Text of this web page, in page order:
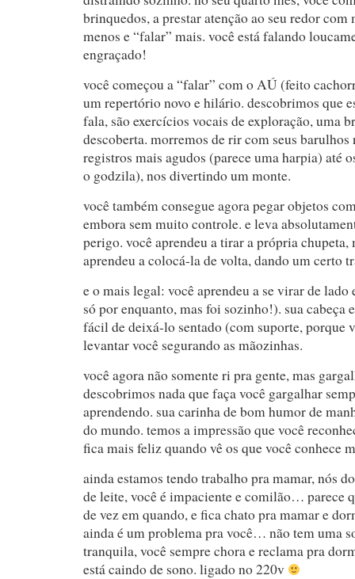
brinquedos, a prestar atenção ao seu redor com
menos e “falar” mais. você está falando
engraçado!
você começou a “falar” com o AÚ (feito
um repertório novo e hilário. descobrimos que
fala, são exercícios vocais de exploração, uma
descoberta. morremos de rir com seus barulhos
registros mais agudos (parece uma harpia) até
o godzila), nos divertindo um monte.
você também consegue agora pegar objetos
embora sem muito controle. e leva
perigo. você aprendeu a tirar a própria chupeta,
aprendeu a colocá-la de volta, dando um certo
e o mais legal: você aprendeu a se virar de lado
só por enquanto, mas foi sozinho!). sua cabeça
fácil de deixá-lo sentado (com suporte, porque
levantar você segurando as mãozinhas.
você agora não somente ri pra gente, mas
descobrimos nada que faça você gargalhar
aprendendo. sua carinha de bom humor de
do mundo. temos a impressão que você
fica mais feliz quando vê os que você conhece
ainda estamos tendo trabalho pra mamar, nós
de leite, você é impaciente e comilão… parece
de vez em quando, e fica chato pra mamar e
ainda é um problema pra você… não tem uma
tranquila, você sempre chora e reclama pra
está caindo de sono. ligado no 220v